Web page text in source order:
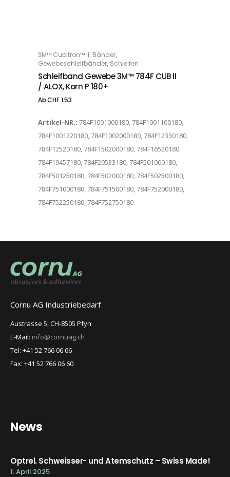
OPTIONS
3M™ Cubitron™ II, Bänder,
Gewebeschleifbänder, Schleifen
Schleifband Gewebe 3M™ 784F CUB II
/ ALOX, Korn P 180+
AbCHF1.53
Artikel-NR.: 784F1001000180, 784F1001100180,
784F1001220180, 784F1002000180, 784F12330180,
784F12520180, 784F1502000180, 784F16520180,
784F19457180, 784F29533180, 784F501000180,
784F501250180, 784F502000180, 784F502500180,
784F751000180, 784F751500180, 784F752000180,
784F752250180, 784F752750180
Cornu AG Industriebedarf
Austrasse 5, CH-8505 Pfyn
E-Mail: info@cornuag.ch
Tel: +41 52 766 06 66
Fax: +41 52 766 06 60
News
Optrel. Schweisser- und Atemschutz – Swiss Made!
1. April 2025